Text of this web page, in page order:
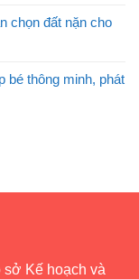
chọn đất nặn cho
bé thông minh, phát
sở Kế hoạch và